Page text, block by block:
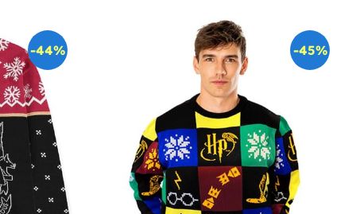
-44% -45%